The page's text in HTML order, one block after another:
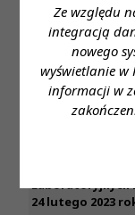
Ze względu
integracją
nowego
wyświetlanie w
informacji w
w sprawie
Ministra Zdrowia o
podjęcie pilnych
projektem ustawy
dotyczącej
badan
Laboratoryjnych
24 lutego 2023